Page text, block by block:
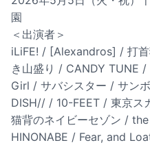
園
＜出演者＞
iLiFE! / [Alexandros] / 打
き山盛り / CANDY TUNE
Girl / サバシスター / サン
DISH// / 10-FEET / 東京ス
猫背のネイビーセゾン /
HINONABE / Fear, and